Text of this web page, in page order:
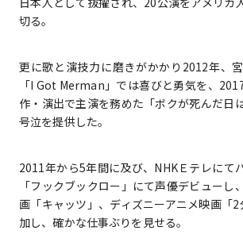
切る。
更に歌と演技力に磨きがかかり2012年、
「I Got Merman」では喜びと勇気を、
作・演出で主演を務めた「ボクが死んだ日
号泣を提供した。
2011年から5年間に及び、NHKＥテレにて
「フックブックロー」にて声優デビューし
画「キャッツ」、ディズニーアニメ映画「
加し、確かな仕事ぶりを見せる。